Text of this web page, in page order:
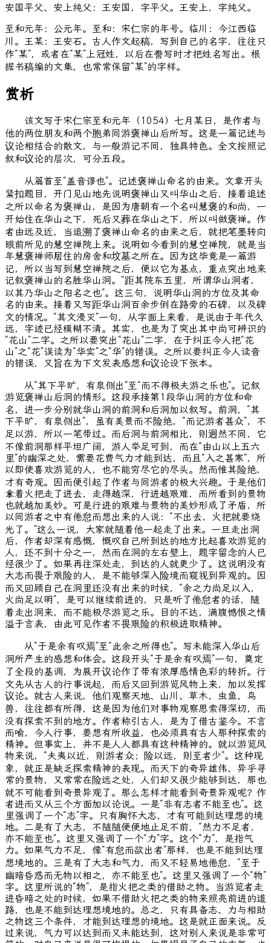
安国平父、安上纯父：王安国，字平父。王安上，字纯父。
至和元年：公元年。至和：宋仁宗的年号。临川：今江西临
川。王某：王安石。古人作文起稿，写到自己的名字，往往只
作“某”，或者在“某”上冠姓，以后在誊写时才把姓名写出。根
据书稿编的文集，也常常保留“某”的字样。
赏析
该文写于宋仁宗至和元年（1054）七月某日，是作者与
他的两位朋友和两个胞弟同游褒禅山后所写。这是一篇记述与
议论相结合的散文，与一般游记不同，独具特色。全文按照记
叙和议论的层次，可分五段。
从篇首至“盖音谬也”。记述褒禅山命名的由来。文章开头
紧扣题目，开门见山地先说明褒禅山又叫华山之后，接着追述
之所以命名为褒禅山，是因为唐朝有一个名叫慧褒的和尚，一
开始住在华山之下，死后又葬在华山之下，所以叫做褒禅。作
者由远及近，当追溯了褒禅山命名的由来之后，就把笔墨转向
眼前所见的慧空禅院上来。说明如今看到的慧空禅院，就是当
年慧褒禅师居住的房舍和坟墓之所在。因为这毕竟是一篇游
记，所以当写到慧空禅院之后，便以它为基点，重点突出地来
记叙褒禅山的名胜华山洞。“距其院东五里，所谓华山洞者，
以其乃华山之阳名之也”。这三句，说明华山洞的方位及其命
名的由来。接着又写距华山洞百余步倒在路旁的石碑，以及碑
文的情况。“其文漫灭”一句，从字面上来看，是说由于年代久
远，字迹已经模糊不清。其实，也是为了突出其中尚可辨识的
“花山”二字。之所以要突出“花山”二字，在于纠正今人把“花
山”之“花”误读为“华实”之“华”的错误。之所以要纠正今人读音
的错误，又旨在为下文发表感想和议论设下张本。
从“其下平旷，有泉侧出”至“而不得极夫游之乐也”。记叙
游览褒禅山后洞的情形。这段承接第1段华山洞的方位和命
名，进一步分别就华山洞的前洞和后洞加以叙写。前洞，“其
下平旷，有泉侧出”，虽有美景而不险绝，“而记游者甚众”，不
足以游，所以一笔带过。而后洞与前洞相比，则迥然不同，它
不像前洞那样平坦广阔，游人举足可到，而在“由山以上五六
里”的幽深之处，需要花费气力才能到达，而且“入之甚寒”，所
以即使喜欢游览的人，也不能穷尽它的尽头。然而惟其险绝，
才有奇观。因而便引起了作者与同游者的极大兴趣。于是他们
拿着火把走了进去，走得越深，行进越艰难，而所看到的景物
也就越加美妙。可是行进的艰难与景物的美妙形成了矛盾，所
以同游者之中有倦怠而想出来的人说：“不出去，火把就要烧
光了。”这么一说，大家就随着他一起走了出来。一旦走出洞
后，作者却深有感慨，慨叹自己所到达的地方比起喜欢游览的
人，还不到十分之一，然而在洞的左右壁上，题字留念的人已
经很少了。如果再往深处走，到达的人就更少了。这说明没有
大志而畏于艰险的人，是不能够深入险境而窥视到异观的。因
而又回顾自己在洞里还没有出来的时候，“余之力尚足以入，
火尚足以明”，是可以继续前进的，只是听了倦怠者的话，随
着走出洞来，而不能极尽游览之乐。目的不达，满腹憾恨之情
溢于言表，由此可见作者不畏艰险的积极进取精神。
从“于是余有叹焉”至“此余之所得也”。写未能深入华山后
洞所产生的感想和体会。这段开头“于是余有叹焉”一句，奠定
了全段的基调，为展开议论作了带有浓厚感情色彩的转折。行
文先从古人的行事说起，而后又回到游览风物上来，加以发挥
议论。就古人来说，他们观察天地、山川、草木、虫鱼、鸟
兽，往往都有所得，这是因为他们对事物观察思索得深切，而
没有探索不到的地方。作者称引古人，是为了借古鉴今。不言
而喻，今人行事，要想有所收益，也必须具有古人那种探索的
精神。但事实上，并不是人人都具有这种精神的。就以游览风
物来说，“夫夷以近，则游者众；险以远，则至者少”。这种现
象，就正是缺乏探索精神的表现。而天下的奇异雄伟、异乎寻
常的景物，又常常在险远之处，人们却又很少能够到达，那也
就不可能看到奇景异观了。那么怎样才能看到奇景异观呢？作
者进而又从三个方面加以论说。一是“非有志者不能至也”。这
里强调了一个“志”字。只有胸怀大志，才有可能到达理想的境
地。二是有了大志，不随随便便地止足不前，“然力不足者，
亦不能至也”。这里又强调了一个“力”字。这个“力”，是指气
力。如果气力不足，像“有怠而欲出者”那样，也是不能到达理
想境地的。三是有了大志和气力，而又不轻易地倦怠，“至于
幽暗昏惑而无物以相之，亦不能至也”。这里又强调了一个“物”
字。这里所说的“物”，是指火把之类的借助之物。当游览者走
进昏暗之处的时候，如果不借助火把之类的物来照亮前进的道
路，也是不能到达理想境地的。总之，只有具备志、力与相助
之物这三个条件，才能到达理想的境地。这是就正面来说。反
过来说，气力可以达到而又未能达到，这对别人来说是非常可